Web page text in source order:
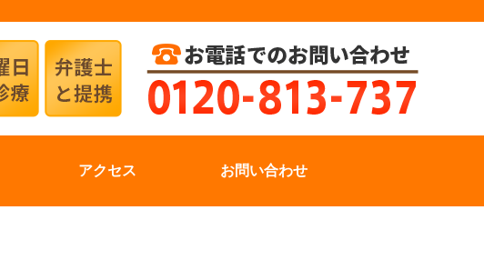
アクセス お問い合わせ